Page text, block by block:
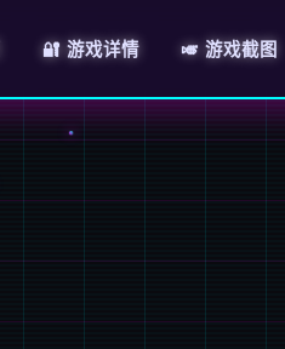
🔐 游戏详情 🎺 游戏截图